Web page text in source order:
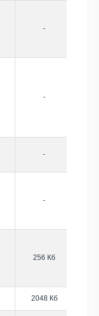
-
-
-
-
256 Кб
2048 Кб